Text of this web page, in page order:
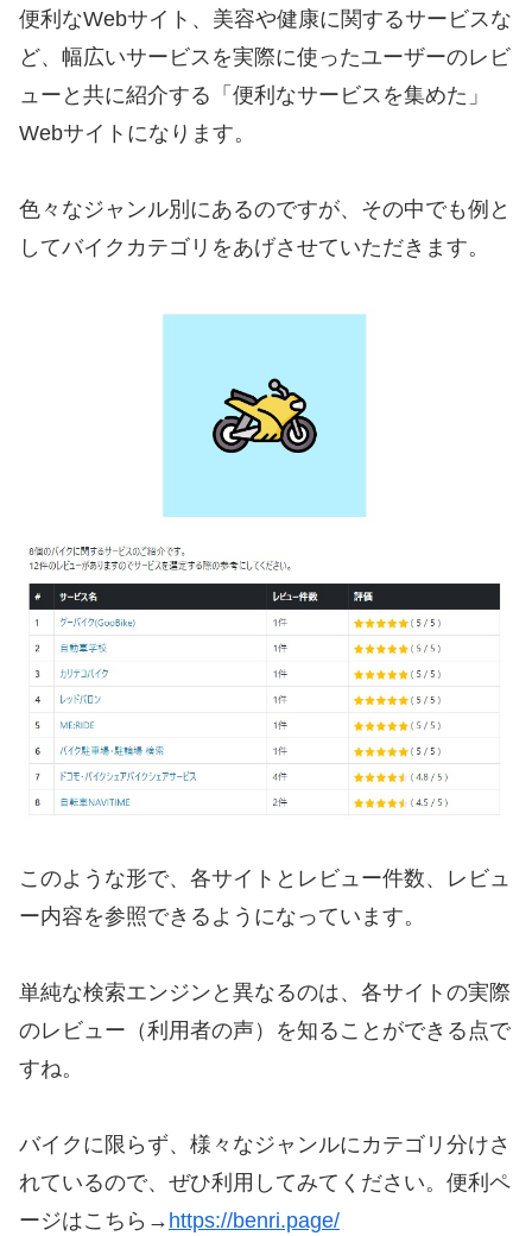
便利なWebサイト、美容や健康に関するサービスな
ど、幅広いサービスを実際に使ったユーザーのレビ
ューと共に紹介する「便利なサービスを集めた」
Webサイトになります。
色々なジャンル別にあるのですが、その中でも例と
してバイクカテゴリをあげさせていただきます。
このような形で、各サイトとレビュー件数、レビュ
ー内容を参照できるようになっています。
単純な検索エンジンと異なるのは、各サイトの実際
のレビュー（利用者の声）を知ることができる点で
すね。
バイクに限らず、様々なジャンルにカテゴリ分けさ
れているので、ぜひ利用してみてください。便利ペ
ージはこちら→ https://benri.page/